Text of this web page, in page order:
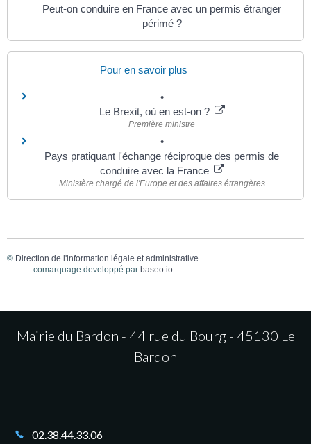
Peut-on conduire en France avec un permis étranger
périmé ?
Pour en savoir plus
Le Brexit, où en est-on ?
Première ministre
Pays pratiquant l'échange réciproque des permis de
conduire avec la France
Ministère chargé de l'Europe et des affaires étrangères
© Direction de l'information légale et administrative
comarquage developpé par baseo.io
Mairie du Bardon - 44 rue du Bourg - 45130 Le
Bardon
02.38.44.33.06